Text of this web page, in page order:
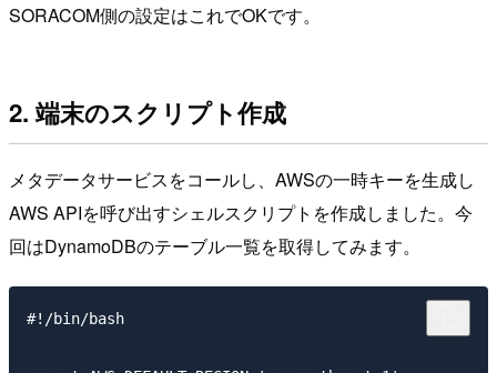
SORACOM側の設定はこれでOKです。
2. 端末のスクリプト作成
メタデータサービスをコールし、AWSの一時キーを生成し
AWS APIを呼び出すシェルスクリプトを作成しました。今
回はDynamoDBのテーブル一覧を取得してみます。
#!/bin/bash